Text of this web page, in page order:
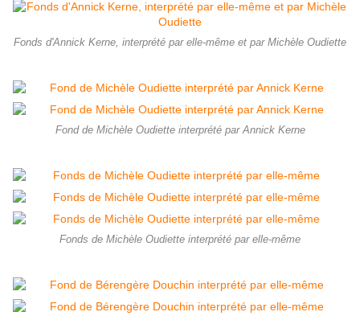
Fonds d'Annick Kerne, interprété par elle-même et par Michèle Oudiette
Fond de Michèle Oudiette interprété par Annick Kerne
Fonds de Michèle Oudiette interprété par elle-même